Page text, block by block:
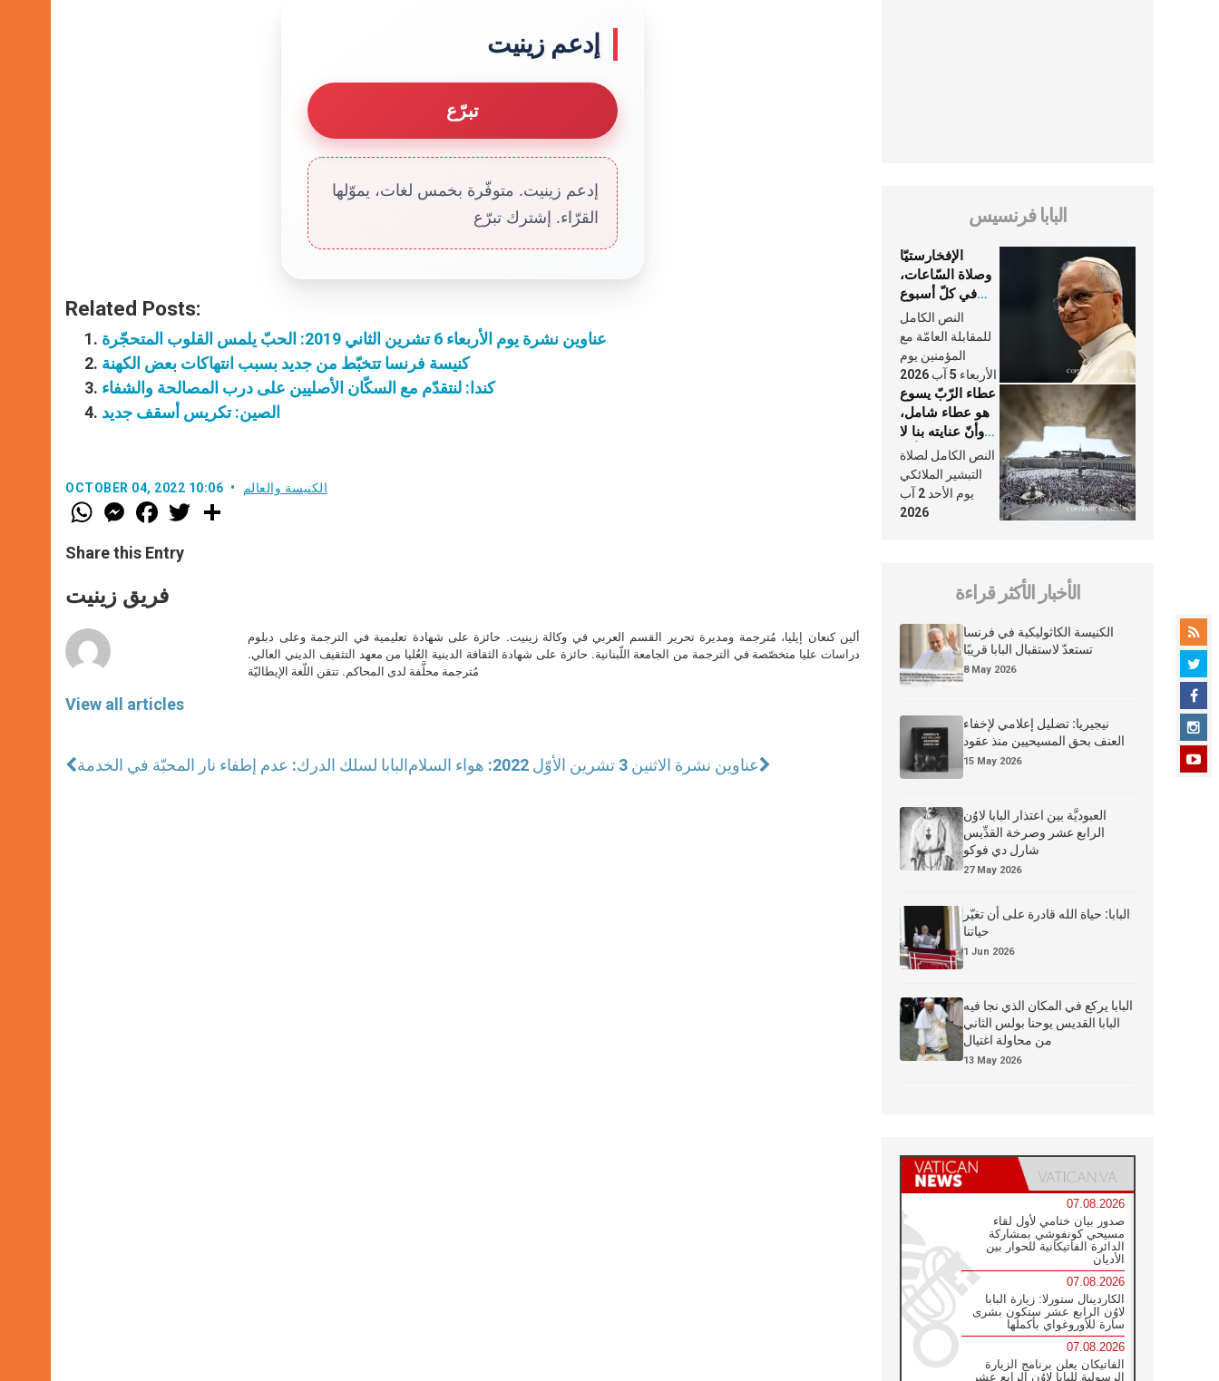
إدعم زينيت
تبرّع
إدعم زينيت. متوفّرة بخمس لغات، يموّلها
القرّاء. إشترك تبرّع
Related Posts:
عناوين نشرة يوم الأربعاء 6 تشرين الثاني 2019: الحبّ يلمس القلوب المتحجّرة
كنيسة فرنسا تتخبّط من جديد بسبب انتهاكات بعض الكهنة
كندا: لنتقدّم مع السكّان الأصليين على درب المصالحة والشفاء
الصين: تكريس أسقف جديد
OCTOBER 04, 2022 10:06 الكنيسة والعالم
W
h
t
s
p
p
M
e
s
e
g
e
F
a
e
b
o
k
w
Share this Entry
فريق زينيت
View all articles
ألين كنعان إيليا، مُترجمة ومديرة تحرير القسم العربي في وكالة زينيت. حائزة على شهادة تعليمية في الترجمة وعلى دبلوم
دراسات عليا متخصّصة في الترجمة من الجامعة اللّبنانية. حائزة على شهادة الثقافة الدينية العُليا من معهد التثقيف الديني العالي.
مُترجمة محلَّفة لدى المحاكم. تتقن اللّغة الإيطاليّة
البابا لسلك الدرك: عدم إطفاء نار المحبّة في الخدمة عناوين نشرة الاثنين 3 تشرين الأوّل 2022: هواء السلام
البابا فرنسيس
الإفخارستيّا
وصلاة السّاعات،
في كلّ أسبوع
وكلّ يوم، هما
النَّفَس في حياة
الكنيسة
النص الكامل
للمقابلة العامّة مع
المؤمنين يوم
الأربعاء 5 آب 2026
عطاء الرّبّ يسوع
هو عطاء شامل،
وأنّ عنايته بنا لا
تغيب عنّا أبدًا
النص الكامل لصلاة
التبشير الملائكي
يوم الأحد 2 آب
2026
الأخبار الأكثر قراءة
الكنيسة الكاثوليكية في فرنسا
تستعدّ لاستقبال البابا قريبًا
8 May 2026
نيجيريا: تضليل إعلامي لإخفاء
العنف بحق المسيحيين منذ عقود
15 May 2026
العبوديَّة بين اعتذار البابا لاوُن
الرابع عشر وصرخة القدِّيس
شارل دي فوكو
27 May 2026
البابا: حياة الله قادرة على أن تغيّر
حياتنا
1 Jun 2026
البابا يركع في المكان الذي نجا فيه
البابا القديس يوحنا بولس الثاني
من محاولة اغتيال
13 May 2026
07.08.2026
صدور بيان ختامي لأول لقاء
مسيحي كونفوشي بمشاركة
الدائرة الفاتيكانية للحوار بين
الأديان
07.08.2026
الكاردينال ستورلا: زيارة البابا
لاوُن الرابع عشر ستكون بشرى
سارة للأوروغواي بأكملها
07.08.2026
الفاتيكان يعلن برنامج الزيارة
الرسولية للبابا لاوُن الرابع عشر